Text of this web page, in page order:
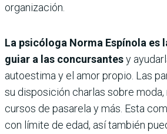
organización.
La psicóloga Norma Espínola es
guiar a las concursantesy
autoestima y el amor propio. Las
su disposición charlas sobre moda,
cursos de pasarela y más. Esta
con límite de edad, así también